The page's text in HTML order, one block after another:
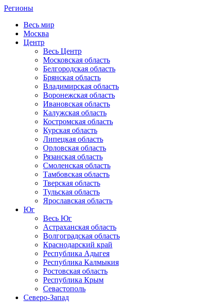
Регионы
Весь мир
Москва
Центр
Весь Центр
Московская область
Белгородская область
Брянская область
Владимирская область
Воронежская область
Ивановская область
Калужская область
Костромская область
Курская область
Липецкая область
Орловская область
Рязанская область
Смоленская область
Тамбовская область
Тверская область
Тульская область
Ярославская область
Юг
Весь Юг
Астраханская область
Волгоградская область
Краснодарский край
Республика Адыгея
Республика Калмыкия
Ростовская область
Республика Крым
Севастополь
Северо-Запад